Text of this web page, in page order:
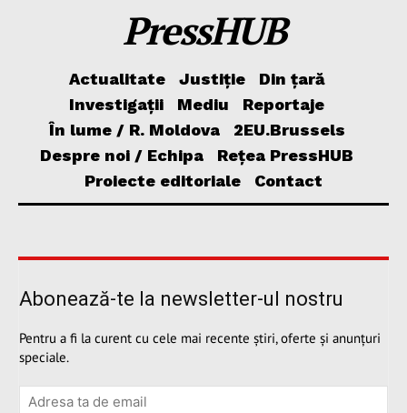
PressHUB
Actualitate Justiție
Din țară
Investigații
Mediu
Reportaje
În lume / R. Moldova
2EU.Brussels
Despre noi / Echipa
Rețea PressHUB
Proiecte editoriale
Contact
Abonează-te la newsletter-ul nostru
Pentru a fi la curent cu cele mai recente știri, oferte și anunțuri
speciale.